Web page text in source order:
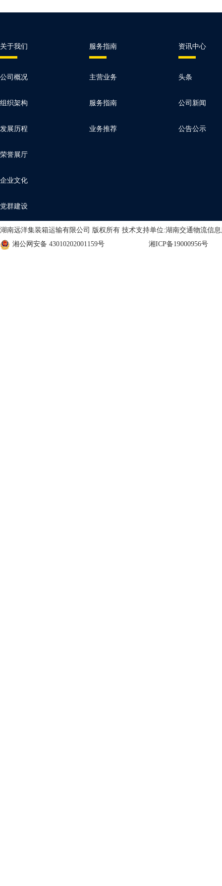
关于我们 服务指南 资讯中心
公司概况 主营业务 头条
组织架构 服务指南 公司新闻
发展历程 业务推荐 公告公示
荣誉展厅
企业文化
党群建设
湖南远洋集装箱运输有限公司 版权所有 技术支持单位:湖南交通物流信
湘公网安备 43010202001159号
湘ICP备19000956号